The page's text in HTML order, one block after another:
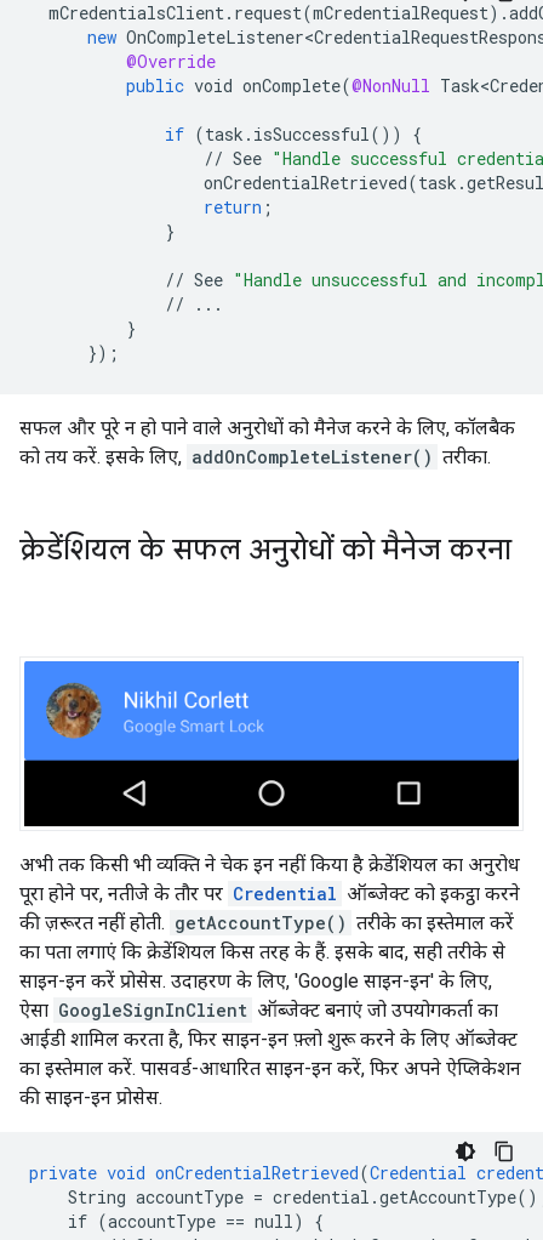
mCredentialsClient. request(mCredentialRequest).
new
@Override
public void onComplete(@NonNull
if (task . isSuccessful())
{
// See "Handle successful
onCredentialRetrieved(task .
return ;
}
// See "Handle unsuccessful and
//
...
}
});
सफल और पूरे न हो पाने वाले अनुरोधों को मैनेज करने के लिए, कॉलबैक
को तय करें. इसके लिए, addOnCompleteListener() तरीका.
क्रेडेंशियल के सफल अनुरोधों को मैनेज करना
अभी तक किसी भी व्यक्ति ने चेक इन नहीं किया है क्रेडेंशियल का अनुरोध
पूरा होने पर, नतीजे के तौर पर Credential ऑब्जेक्ट को इकट्ठा करने
की ज़रूरत नहीं होती. getAccountType() तरीके का इस्तेमाल करें
का पता लगाएं कि क्रेडेंशियल किस तरह के हैं. इसके बाद, सही तरीके से
साइन-इन करें प्रोसेस. उदाहरण के लिए, 'Google साइन-इन' के लिए,
ऐसा GoogleSignInClient ऑब्जेक्ट बनाएं जो उपयोगकर्ता का
आईडी शामिल करता है, फिर साइन-इन फ़्लो शुरू करने के लिए ऑब्जेक्ट
का इस्तेमाल करें. पासवर्ड-आधारित साइन-इन करें, फिर अपने ऐप्लिकेशन
की साइन-इन प्रोसेस.
private void onCredentialRetrieved(Credential
String accountType = credential.getAccountType()
if (accountType == null)
{